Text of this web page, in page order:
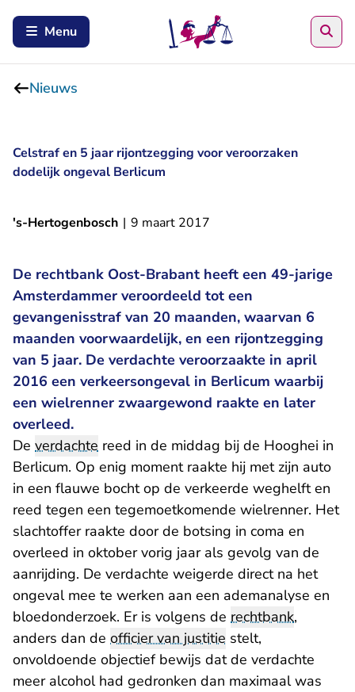
Menu
Nieuws
Celstraf en 5 jaar rijontzegging voor veroorzaken
dodelijk ongeval Berlicum
's-Hertogenbosch | 9 maart 2017
De rechtbank Oost-Brabant heeft een 49-jarige
Amsterdammer veroordeeld tot een
gevangenisstraf van 20 maanden, waarvan 6
maanden voorwaardelijk, en een rijontzegging
van 5 jaar. De verdachte veroorzaakte in april
2016 een verkeersongeval in Berlicum waarbij
een wielrenner zwaargewond raakte en later
overleed.
De verdachte reed in de middag bij de Hooghei in
Berlicum. Op enig moment raakte hij met zijn auto
in een flauwe bocht op de verkeerde weghelft en
reed tegen een tegemoetkomende wielrenner. Het
slachtoffer raakte door de botsing in coma en
overleed in oktober vorig jaar als gevolg van de
aanrijding. De verdachte weigerde direct na het
ongeval mee te werken aan een ademanalyse en
bloedonderzoek. Er is volgens de rechtbank,
anders dan de officier van justitie stelt,
onvoldoende objectief bewijs dat de verdachte
meer alcohol had gedronken dan maximaal was